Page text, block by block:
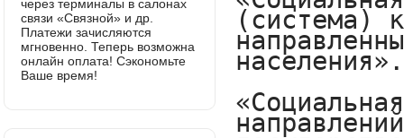
через терминалы в салонах
связи «Связной» и др.
Платежи зачисляются
мгновенно. Теперь возможна
онлайн оплата! Сэкономьте
Ваше время!